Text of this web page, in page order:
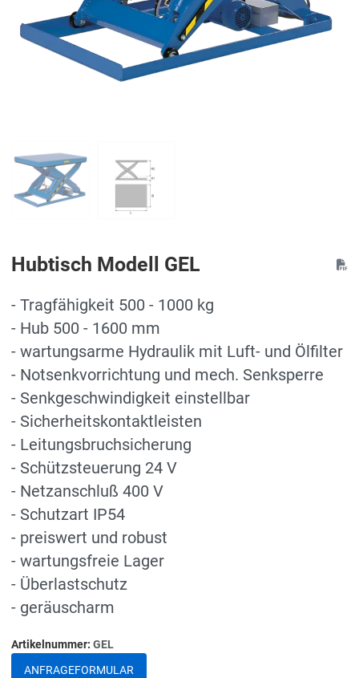
Hubtisch Modell GEL
- Tragfähigkeit 500 - 1000 kg
- Hub 500 - 1600 mm
- wartungsarme Hydraulik mit Luft- und Ölfilter
- Notsenkvorrichtung und mech. Senksperre
- Senkgeschwindigkeit einstellbar
- Sicherheitskontaktleisten
- Leitungsbruchsicherung
- Schützsteuerung 24 V
- Netzanschluß 400 V
- Schutzart IP54
- preiswert und robust
- wartungsfreie Lager
- Überlastschutz
- geräuscharm
Artikelnummer: GEL
ANFRAGEFORMULAR